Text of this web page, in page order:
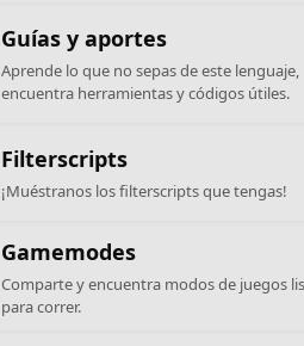
Guías y aportes
Aprende lo que no sepas de este lenguaje,
encuentra herramientas y códigos útiles.
Filterscripts
¡Muéstranos los filterscripts que tengas!
Gamemodes
Comparte y encuentra modos de juegos
para correr.